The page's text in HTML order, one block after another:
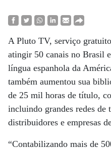
A Pluto TV, serviço
atingir 50 canais no Brasil
língua espanhola da
também aumentou sua
de 25 mil horas de título,
incluindo grandes redes de
distribuidores e empresas
“Contabilizando mais de